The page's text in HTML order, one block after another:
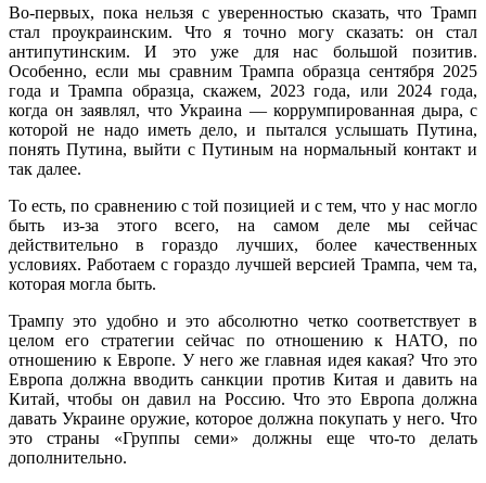
Во-первых, пока нельзя с уверенностью сказать, что Трамп
стал проукраинским. Что я точно могу сказать: он стал
антипутинским. И это уже для нас большой позитив.
Особенно, если мы сравним Трампа образца сентября 2025
года и Трампа образца, скажем, 2023 года, или 2024 года,
когда он заявлял, что Украина — коррумпированная дыра, с
которой не надо иметь дело, и пытался услышать Путина,
понять Путина, выйти с Путиным на нормальный контакт и
так далее.
То есть, по сравнению с той позицией и с тем, что у нас могло
быть из-за этого всего, на самом деле мы сейчас
действительно в гораздо лучших, более качественных
условиях. Работаем с гораздо лучшей версией Трампа, чем та,
которая могла быть.
Трампу это удобно и это абсолютно четко соответствует в
целом его стратегии сейчас по отношению к НАТО, по
отношению к Европе. У него же главная идея какая? Что это
Европа должна вводить санкции против Китая и давить на
Китай, чтобы он давил на Россию. Что это Европа должна
давать Украине оружие, которое должна покупать у него. Что
это страны «Группы семи» должны еще что-то делать
дополнительно.